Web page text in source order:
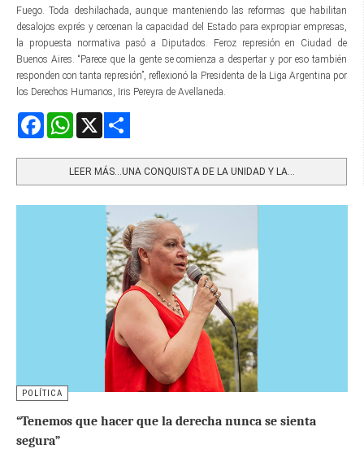
Fuego. Toda deshilachada, aunque manteniendo las reformas que habilitan
desalojos exprés y cercenan la capacidad del Estado para expropiar empresas,
la propuesta normativa pasó a Diputados. Feroz represión en Ciudad de
Buenos Aires. “Parece que la gente se comienza a despertar y por eso también
responden con tanta represión”, reflexionó la Presidenta de la Liga Argentina por
los Derechos Humanos, Iris Pereyra de Avellaneda.
FacebookWhatsApp
LEER MÁS…UNA CONQUISTA DE LA UNIDAD Y LA...
POLÍTICA
“Tenemos que hacer que la derecha nunca se sienta
segura”